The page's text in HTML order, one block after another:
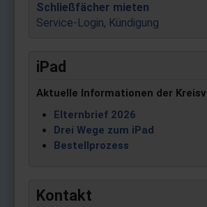
Schließfächer mieten
Service-Login, Kündigung
iPad
Aktuelle Informationen der
Elternbrief 2026
Drei Wege zum iPad
Bestellprozess
Kontakt